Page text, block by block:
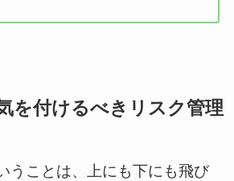
を付けるべきリスク管理
うことは、上にも下にも飛び